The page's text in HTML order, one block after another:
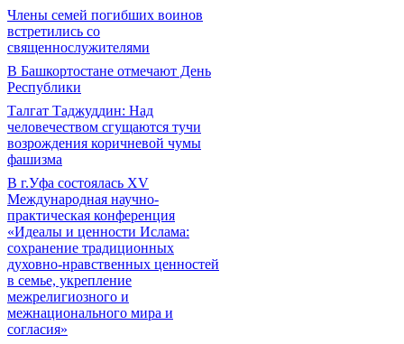
Члены семей погибших воинов
встретились со
священнослужителями
В Башкортостане отмечают День
Республики
Талгат Таджуддин: Над
человечеством сгущаются тучи
возрождения коричневой чумы
фашизма
В г.Уфа состоялась XV
Международная научно-
практическая конференция
«Идеалы и ценности Ислама:
сохранение традиционных
духовно-нравственных ценностей
в семье, укрепление
межрелигиозного и
межнационального мира и
согласия»